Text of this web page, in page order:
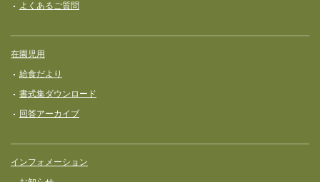
よくあるご質問
在園児用
給食だより
書式集ダウンロード
回答アーカイブ
インフォメーション